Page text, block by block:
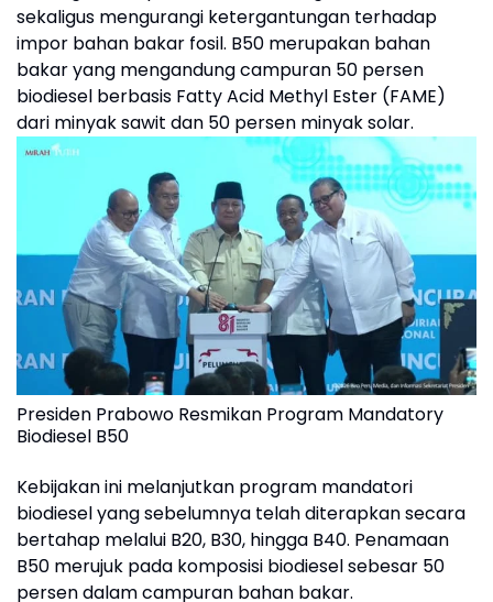
sekaligus mengurangi ketergantungan terhadap
impor bahan bakar fosil. B50 merupakan bahan
bakar yang mengandung campuran 50 persen
biodiesel berbasis Fatty Acid Methyl Ester (FAME)
dari minyak sawit dan 50 persen minyak solar.
Presiden Prabowo Resmikan Program Mandatory
Biodiesel B50
Kebijakan ini melanjutkan program mandatori
biodiesel yang sebelumnya telah diterapkan secara
bertahap melalui B20, B30, hingga B40. Penamaan
B50 merujuk pada komposisi biodiesel sebesar 50
persen dalam campuran bahan bakar.